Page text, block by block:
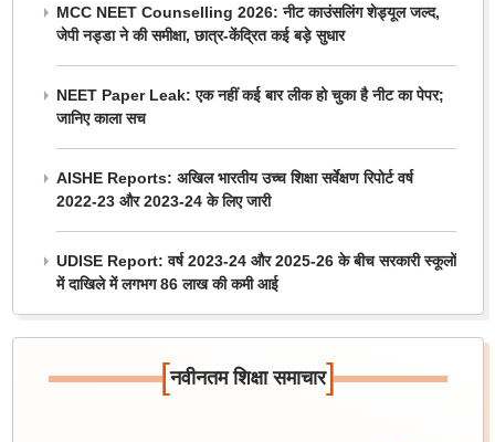
MCC NEET Counselling 2026: नीट काउंसलिंग शेड्यूल जल्द,
जेपी नड्डा ने की समीक्षा, छात्र-केंद्रित कई बड़े सुधार
NEET Paper Leak: एक नहीं कई बार लीक हो चुका है नीट का पेपर;
जानिए काला सच
AISHE Reports: अखिल भारतीय उच्च शिक्षा सर्वेक्षण रिपोर्ट वर्ष
2022-23 और 2023-24 के लिए जारी
UDISE Report: वर्ष 2023-24 और 2025-26 के बीच सरकारी स्कूलों
में दाखिले में लगभग 86 लाख की कमी आई
[नवीनतम शिक्षा समाचार]